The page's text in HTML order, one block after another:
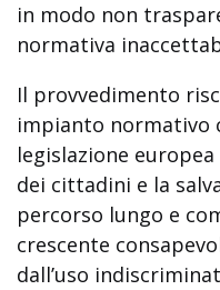
in modo non
normativa
Il provvedimento
impianto normativo
legislazione
dei cittadini e la
percorso lungo e
crescente
dall’uso